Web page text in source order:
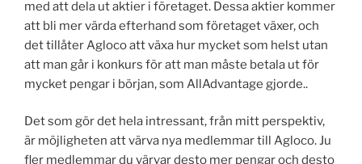
med att dela ut aktier i företaget. Dessa aktier kommer
att bli mer värda efterhand som företaget växer, och
det tillåter Agloco att växa hur mycket som helst utan
att man går i konkurs för att man måste betala ut för
mycket pengar i början, som AllAdvantage gjorde..
Det som gör det hela intressant, från mitt perspektiv,
är möjligheten att värva nya medlemmar till Agloco. Ju
fler medlemmar du värvar desto mer pengar och desto